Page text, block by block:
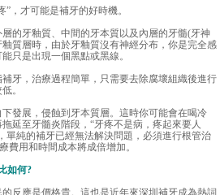
才可能是補牙的好時機。
牙釉質、中間的牙本質以及內層的牙髓(牙神
質層時，由於牙釉質沒有神經分布，你是完全感
只是出現一個黑點或黑線。
，治療過程簡單，只需要去除腐壞組織後進行
。
展，侵蝕到牙本質層。這時你可能會在喝冷
延至牙髓炎階段，“牙疼不是病，疼起來要人
單純的補牙已經無法解決問題，必須進行根管治
費用和時間成本將成倍增加。
如何?
應是價格貴。這也是近年來深圳補牙成為熱詞